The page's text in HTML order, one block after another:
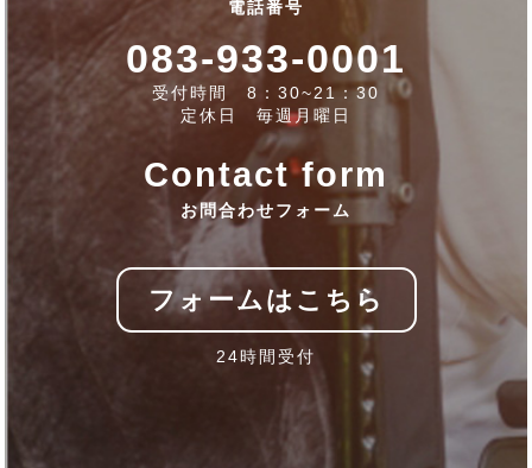
電話番号
083-933-0001
受付時間 8：30~21：30
定休日 毎週月曜日
Contact form
お問合わせフォーム
フォームはこちら
24時間受付